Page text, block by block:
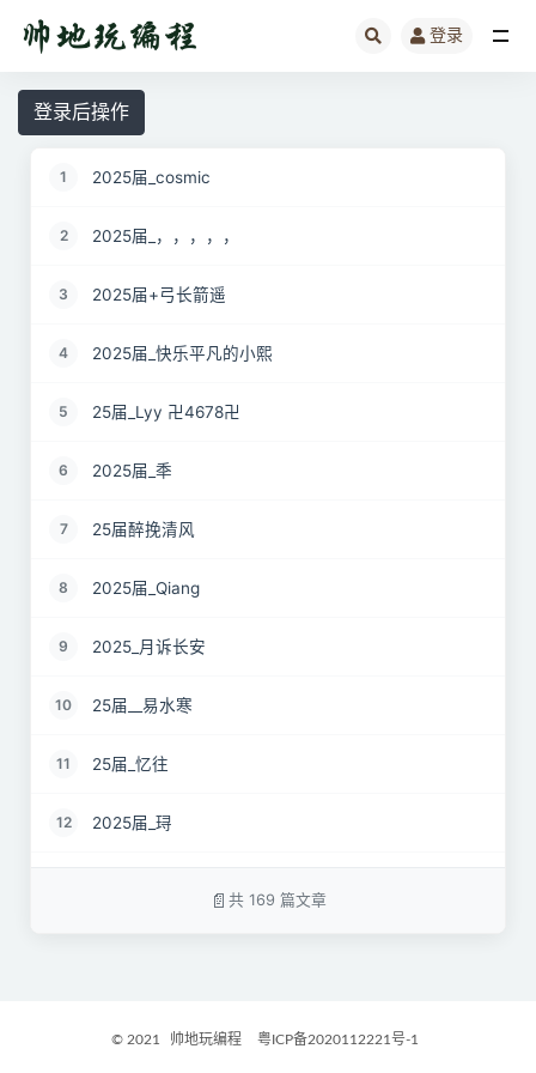
登录
登录后操作
1 2025届_cosmic
2 2025届_，，，，，
3 2025届+弓长箭遥
4 2025届_快乐平凡的小熙
5 25届_Lyy 卍4678卍
6 2025届_秊
7 25届醉挽清风
8 2025届_Qiang
9 2025_月诉长安
10 25届__易水寒
11 25届_忆往
12 2025届_𬍤
共 169 篇文章
© 2021 帅地玩编程 粤ICP备2020112221号-1